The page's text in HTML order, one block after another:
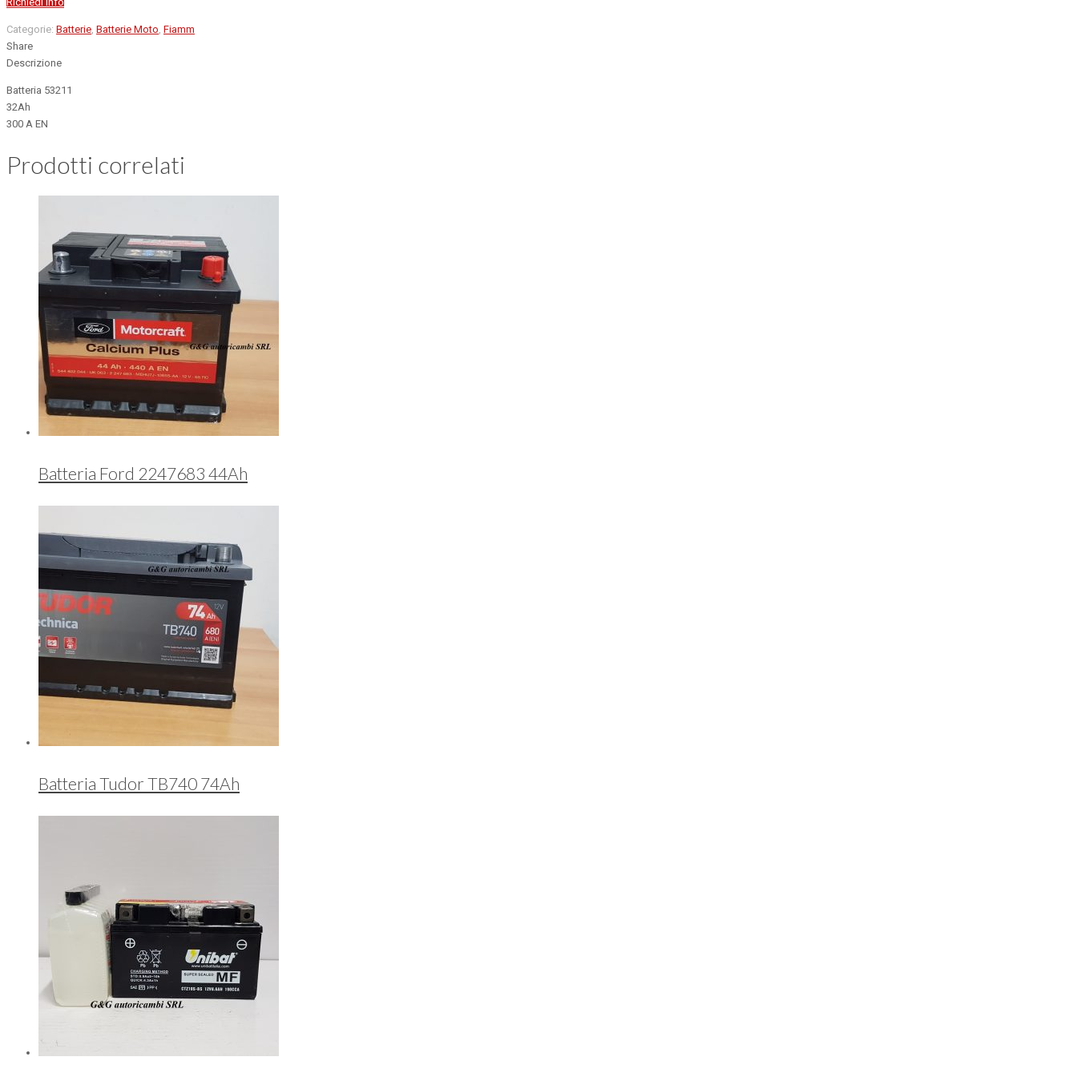
Categorie: Batterie Batterie Moto Fiamm
Share
Descrizione
Batteria 53211
32Ah
300 A EN
Prodotti correlati
Batteria Ford 2247683 44Ah
Batteria Tudor TB740 74Ah